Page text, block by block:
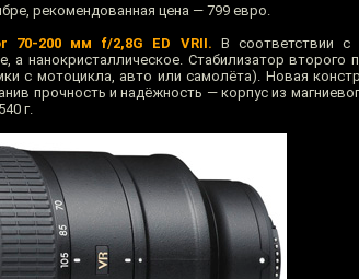
рекомендованная цена — 799 евро.
70-200 мм f/2,8G ED VRII. В соответствии с
а нанокристаллическое. Стабилизатор второго
с мотоцикла, авто или самолёта). Новая
прочность и надёжность — корпус из
г.